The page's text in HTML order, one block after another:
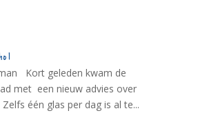
Kort geleden kwam de
met een nieuw advies over
één glas per dag is al te...